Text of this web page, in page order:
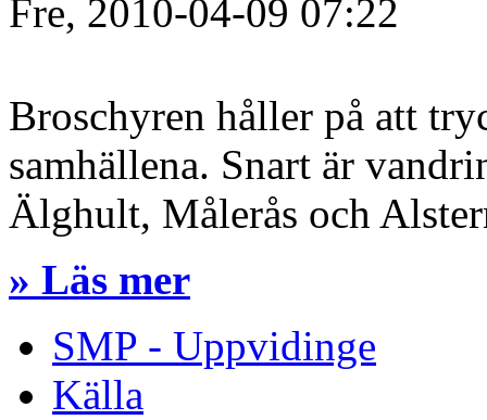
Fre, 2010-04-09 07:22
Broschyren håller på att
samhällena. Snart är
Älghult, Målerås och
» Läs mer
SMP - Uppvidinge
Källa